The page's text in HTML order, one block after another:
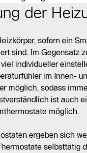
der
sofern ein
sind. Im Gegensatz
individueller
im Innen-
möglich, sodass
ist auch
möglich.
ergeben sich
selbsttätig